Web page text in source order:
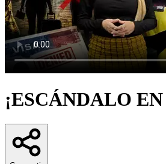
¡ESCÁNDALO